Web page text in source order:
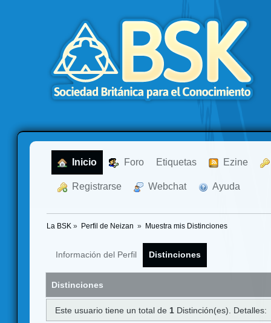
Inicio Foro Etiquetas Ezine
Registrarse Webchat Ayuda
La BSK » Perfil de Neizan » Muestra mis Distinciones
Información del Perfil Distinciones
Distinciones
Este usuario tiene un total de 1 Distinción(es). Detalles: